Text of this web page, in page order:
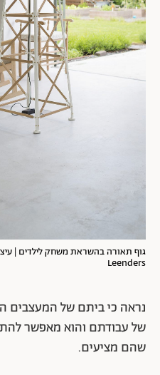
Leenders
נראה כי ביתם של המעצבים
של עבודתם והוא מאפשר
שהם מציעים.